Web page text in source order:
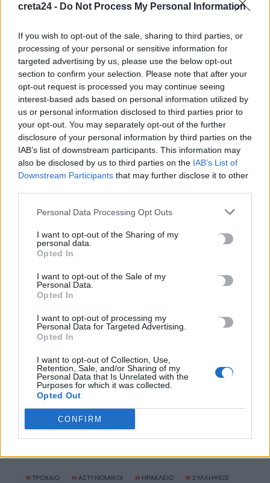
creta24 - Do Not Process My Personal Information
If you wish to opt-out of the sale, sharing to third parties, or
processing of your personal or sensitive information for
targeted advertising by us, please use the below opt-out
section to confirm your selection. Please note that after your
opt-out request is processed you may continue seeing
interest-based ads based on personal information utilized by
us or personal information disclosed to third parties prior to
your opt-out. You may separately opt-out of the further
disclosure of your personal information by third parties on the
IAB’s list of downstream participants. This information may
also be disclosed by us to third parties on the IAB’s List of
Downstream Participants that may further disclose it to other
Personal Data Processing Opt Outs
I want to opt-out of the Sharing of my
personal data.
Opted In
I want to opt-out of the Sale of my
Personal Data.
Opted In
I want to opt-out of processing my
Personal Data for Targeted Advertising.
Opted In
I want to opt-out of Collection, Use,
Retention, Sale, and/or Sharing of my
Personal Data that Is Unrelated with the
Purposes for which it was collected.
Opted Out
CONFIRM
αστυνομικούς τραυματίες
Ηράκλειο: Δύο συλλήψεις για ναρκωτικά – Βρήκαν σχεδόν
μισό κιλό κάνναβης σε σπίτι
9 Αυγούστου, 2026
Χανιά: 17χρονη κατήγγειλε ότι ο πρώην της την κλείδωσε σε
σπίτι – Οι φωνές της κινητοποίησαν τους γείτονες
9 Αυγούστου, 2026
Ποιες είναι οι ομάδες «Πίτμπουλ» και «Μπουλντόγκ» του
«Εντικ» -Χτυπούσαν με αγριότητα τα θύματά τους
Γερμανία: Εθεάθησαν drones πάνω από στρατιωτική βάση-
Φυλάσσονται Patriot κι ανταλλακτικά εξοπλισμών
Μειώνονται οι μακροχρόνια άνεργοι στην Κρήτη – Αυξάνεται
η εξάρτηση από την εποχικότητα
9 Αυγούστου, 2026
Ιράν: Ο Πεζεσκιάν υποστηρίζει ότι «τώρα είναι η καλύτερη
στιγμή» για συμφωνία – «Να βγούμε από το ούτε πόλεμος
ούτε ειρήνη»
9 Αυγούστου, 2026
TRENDING
#ΤΡΟΧΑΙΟ # ΑΣΤΥΝΟΜΙΚΟΙ # ΗΡΑΚΛΕΙΟ # ΣΥΛΛΗΨΕΙΣ